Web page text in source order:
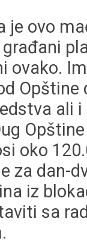
je ovo
ovako.
Opštine
ali i
oko
za dan-
iz
sa